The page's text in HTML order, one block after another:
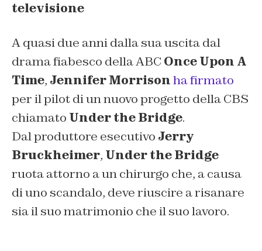
televisione
A quasi due anni dalla sua uscita dal
drama fiabesco della ABC Once Upon A
Time, Jennifer Morrisonha firmato
per il pilot di un nuovo progetto della CBS
chiamato Under the Bridge.
Dal produttore esecutivo Jerry
Bruckheimer, Under the Bridge
ruota attorno a un chirurgo che, a causa
di uno scandalo, deve riuscire a risanare
sia il suo matrimonio che il suo lavoro.